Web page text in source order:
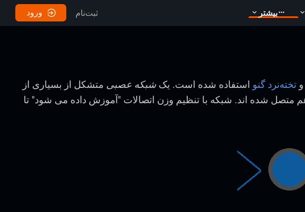
بیشتر ثبت‌نام ورود
و تخته‌نرد گنو استفاده شده است. یک شبکه عصبی متشکل از بسیاری از
شده اند. شبکه با تنظیم وزن اتصالات "آموزش داده می شود" تا